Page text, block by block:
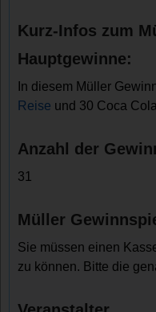
Kurz-Infos zum
Hauptgewinne:
In diesem Müller
Reise und 30 Coca Cola
Anzahl der
31
Müller
Sie müssen einen
zu können. Bitte die